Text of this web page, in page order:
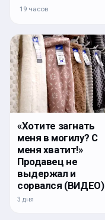
19 часов
«Хотите загнать
меня в могилу? С
меня хватит!»
Продавец не
выдержал и
сорвался (ВИДЕО)
3 дня